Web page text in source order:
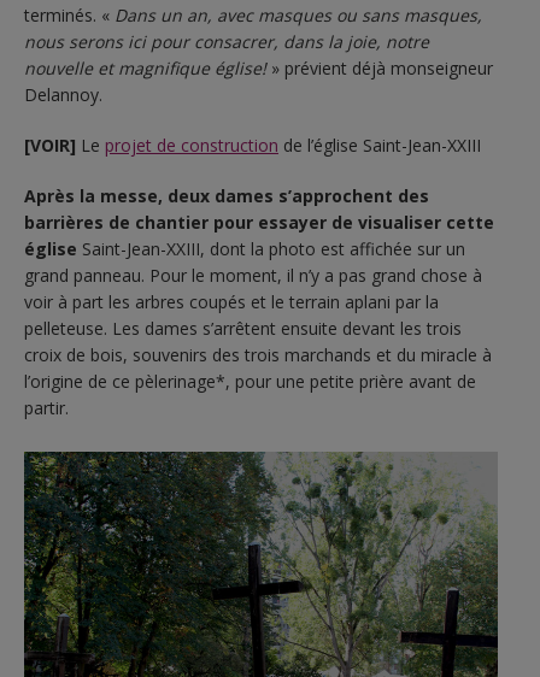
terminés. « Dans un an, avec masques ou sans masques,
nous serons ici pour consacrer, dans la joie, notre
nouvelle et magnifique église!» prévient déjà monseigneur
Delannoy.
[VOIR] Le projet de construction de l’église Saint-Jean-XXIII
Après la messe, deux dames s’approchent des
barrières de chantier pour essayer de visualiser cette
église Saint-Jean-XXIII, dont la photo est affichée sur un
grand panneau. Pour le moment, il n’y a pas grand chose à
voir à part les arbres coupés et le terrain aplani par la
pelleteuse. Les dames s’arrêtent ensuite devant les trois
croix de bois, souvenirs des trois marchands et du miracle à
l’origine de ce pèlerinage*, pour une petite prière avant de
partir.